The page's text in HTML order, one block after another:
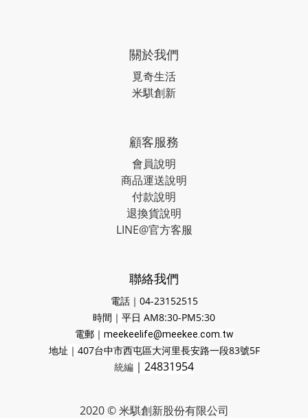
關於我們
覓奇生活
米騏創新
顧客服務
會員說明
商品運送說明
付款說明
退換貨說明
LINE@官方客服
聯絡我們
電話｜04-23152515
時間 ｜ 平日 AM8:30-PM5:30
電郵｜ meekeelife@meekee.com.tw
地址 ｜ 407台中市西屯區大河里長安路一段83號5F
統編 ｜24831954
2020 © 米騏創新股份有限公司